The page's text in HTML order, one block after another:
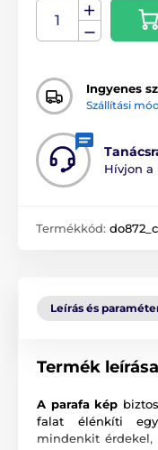
Ingyenes
Szállítási
Hívjon a
Termékkód:
Leírás és
Termék leírása
A parafa kép
falat élénkíti
mindenkit